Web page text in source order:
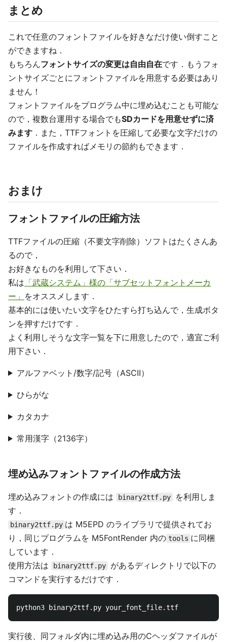
まとめ
これで任意のフォントファイルを好きなだけ使い倒すこと
ができますね．
もちろんフォントサイズの変更は自由自在です．もうフォ
ントサイズごとにフォントファイルを用意する必要はあり
ません！
フォントファイルをプログラム中に埋め込むことも可能な
ので，複数台運用する場合でもSDカードを用意せずに済
みます ．また，TTFフォントを圧縮して必要な文字だけの
ファイルを作成すればメモリの節約もできます．
おまけ
フォントファイルの圧縮方法
TTFファイルの圧縮（不要文字削除）ソフトはたくさんあ
るので，
お好きなものを利用して下さい．
私は 「武蔵システム」様の「サブセットフォントメーカ
ー」 をオススメします．
基本的には使いたい文字をひたすら打ち込んで，生成ボタ
ンを押すだけです．
よく利用しそうな文字一覧を下に用意したので，適宜ご利
用下さい．
アルファベット/数字/記号（ASCII）
ひらがな
カタカナ
常用漢字（2136字）
埋め込みフォントファイルの作成方法
埋め込みフォントの作成には binary2ttf.py
を利用しま
す．
binary2ttf.py は M5EPD のライブラリで提供されてお
り，同じプログラムを M5FontRender 内の tools に同梱
しています．
使用方法は
binary2ttf.py
があるディレクトリで以下の
コマンドを実行するだけです．
実行後、同フォルダ内に埋め込み用のCヘッダファイルが